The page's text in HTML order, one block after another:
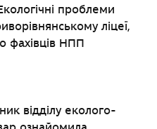
проблеми
ліцеї,
фахівців НПП
відділу еколого-